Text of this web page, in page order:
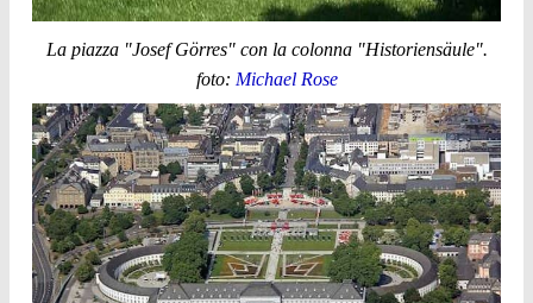
La piazza "Josef Görres" con la colonna "Historiensäule".
foto: Michael Rose